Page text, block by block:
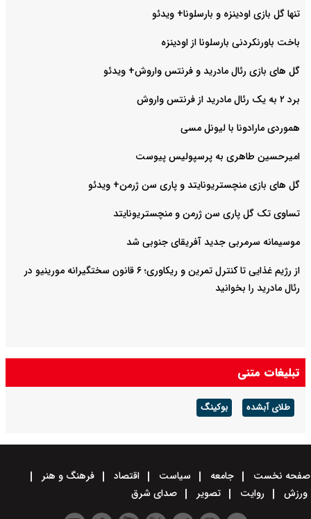
تنها گل بازی اودینزه و بارسلونا+ ویدئو
باخت باورنکردنی بارسلونا از اودینزه
گل های بازی رئال مادرید و فرنتس واروش+ ویدئو
برد ۲ به یک رئال مادرید از فرنتس واروش
هموردی مارادونا با لیونل مسی
امیرحسین طاهری به پرسپولیس پیوست
گل های بازی منچستریونایتد و پاری سن ژرمن+ ویدئو
تساوی تک گل پاری سن ژرمن و منچستریونایتد
موسیمانه سرمربی جدید آفریقای جنوبی شد
از رژیم غذایی تا کنترل تمرین و ریکاوری؛ ۶ قانون سختگیرانه مورینیو در
رئال مادرید را بخوانید
تبلیغات متنی
طلای آبشده بوکینگ
صفحه نخست جامعه سیاست اقتصاد
فرهنگ و هنر
ورزش
روایت تصویر صدای شرق